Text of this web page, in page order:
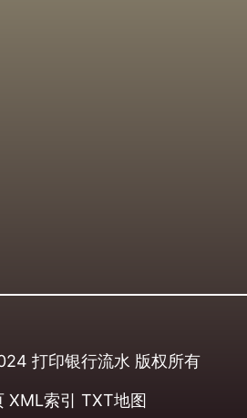
打印银行流水 版权所有
XML索引 TXT地图